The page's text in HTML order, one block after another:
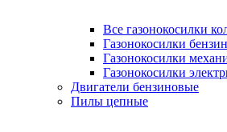
Все газонокосилки
Газонокосилки
Газонокосилки
Газонокосилки
Двигатели бензиновые
Пилы цепные